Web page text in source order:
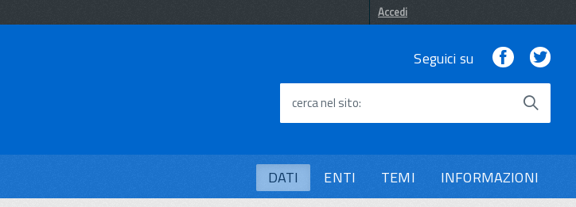
Accedi
Seguici su Facebook
cerca nel sito
DATI ENTI TEMI INFORMAZIONI